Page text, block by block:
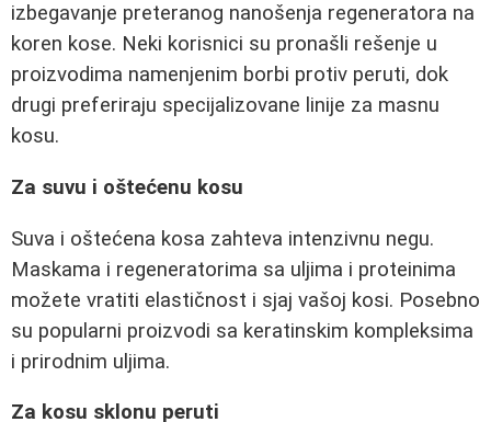
izbegavanje preteranog nanošenja regeneratora na
koren kose. Neki korisnici su pronašli rešenje u
proizvodima namenjenim borbi protiv peruti, dok
drugi preferiraju specijalizovane linije za masnu
kosu.
Za suvu i oštećenu kosu
Suva i oštećena kosa zahteva intenzivnu negu.
Maskama i regeneratorima sa uljima i proteinima
možete vratiti elastičnost i sjaj vašoj kosi. Posebno
su popularni proizvodi sa keratinskim kompleksima
i prirodnim uljima.
Za kosu sklonu peruti